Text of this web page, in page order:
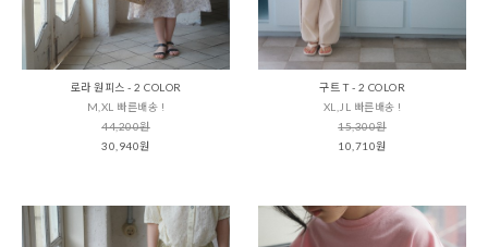
로라 원피스 - 2 COLOR
M,XL 빠른배송 !
44,200원
30,940원
구트 T - 2 COLOR
XL,JL 빠른배송 !
15,300원
10,710원